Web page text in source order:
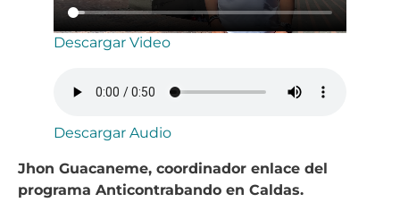
Descargar Video
Descargar Audio
Jhon Guacaneme, coordinador enlace del
programa Anticontrabando en Caldas.